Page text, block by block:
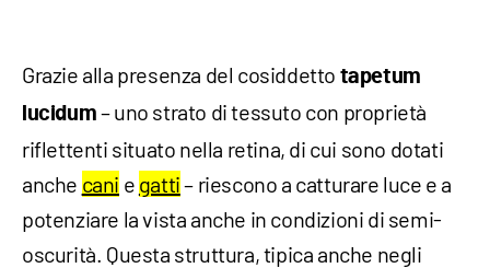
Grazie alla presenza del cosiddetto tapetum
lucidum – uno strato di tessuto con proprietà
riflettenti situato nella retina, di cui sono dotati
anche cani e gatti– riescono a catturare luce e a
potenziare la vista anche in condizioni di semi-
oscurità. Questa struttura, tipica anche negli